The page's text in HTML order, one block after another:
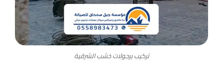
تركيب برجولات خشب الشرقية